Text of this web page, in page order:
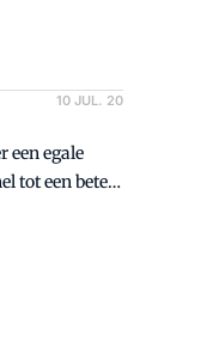
10 JUL. 20
een egale
tot een beter